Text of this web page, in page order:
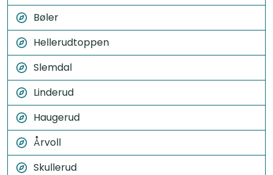
Bøler
Hellerudtoppen
Slemdal
Linderud
Haugerud
Årvoll
Skullerud